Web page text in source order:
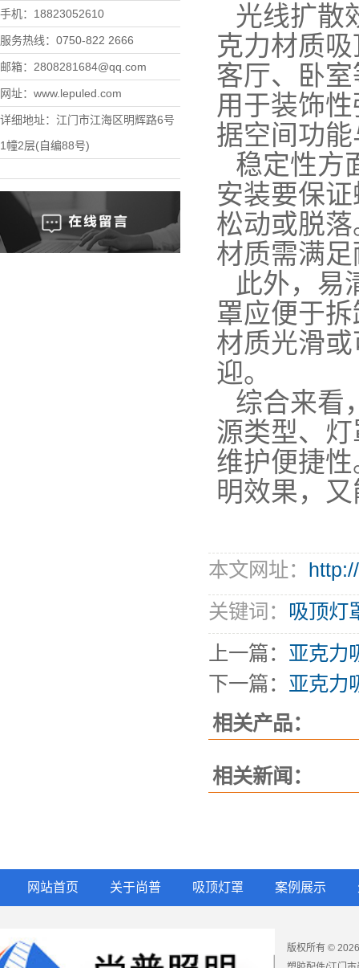
手机：18823052610
服务热线：0750-822 2666
邮箱：2808281684@qq.com
网址：www.lepuled.com
详细地址：江门市江海区明辉路6号
1幢2层(自编88号)
光线扩散
克力材质
客厅、卧
用于装饰
据空间功
稳定性方
安装要保
松动或脱
材质需满
此外，易
罩应便于
材质光滑
迎。
综合来看
源类型、
维护便捷
明效果，
本文网址：
关键词： 吸顶灯
上一篇： 亚克力
下一篇： 亚克力
相关产品：
相关新闻：
网站首页 关于尚普 吸顶灯罩 案例展示
版权所有 ©